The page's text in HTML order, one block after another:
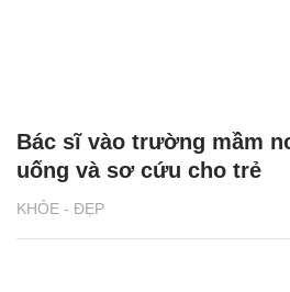
KHỎE - ĐẸP
Bác sĩ vào trường mầm
uống và sơ cứu cho trẻ